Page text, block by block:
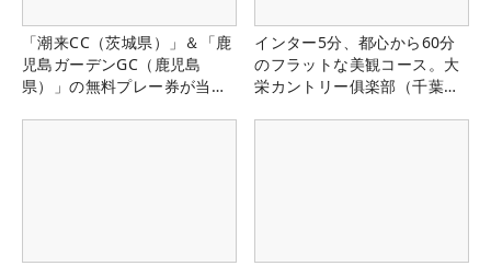
「潮来CC（茨城県）」＆「鹿
児島ガーデンGC（鹿児島
県）」の無料プレー券が当た
インター5分、都心から60分
のフラットな美観コース。大
栄カントリー俱楽部（千葉